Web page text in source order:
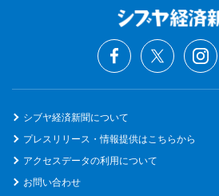
シブヤ経済新聞について
プレスリリース・情報提供はこちらから
アクセスデータの利用について
お問い合わせ